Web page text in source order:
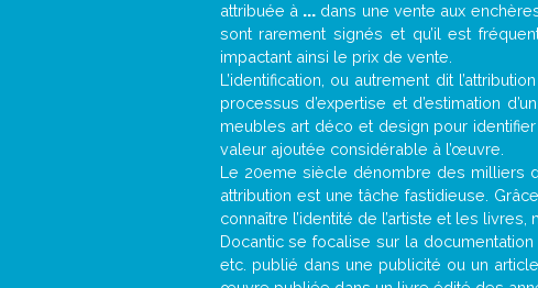
attribuée à ... dans une vente aux
sont rarement signés et qu’il est
impactant ainsi le prix de vente.
L’identification, ou autrement dit
processus d’expertise et d’estimation
meubles art déco et design pour
valeur ajoutée considérable à l’œuvre.
Le 20eme siècle dénombre des milliers
attribution est une tâche fastidieuse.
connaître l’identité de l’artiste et les
Docantic se focalise sur la documentation
etc. publié dans une publicité ou un